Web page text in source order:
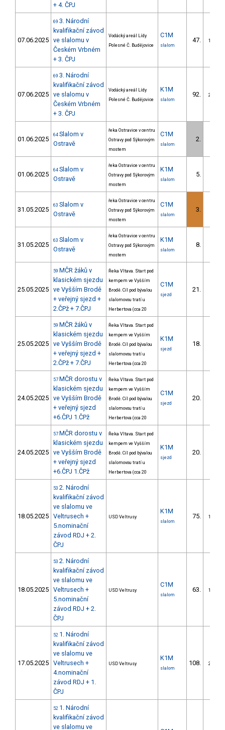
+ 4. ČPJ
07.06.2025
69 3. Národní
kvalifikační závod
ve slalomu v
Českém Vrbném
+ 3. ČPJ
Vodácký areál Lídy
Polesné Č. Budějovice
C1M
slalom
47. 14/DM
07.06.2025
69 3. Národní
kvalifikační závod
ve slalomu v
Českém Vrbném
+ 3. ČPJ
Vodácký areál Lídy
Polesné Č. Budějovice
K1M
slalom
92. 20/DM
01.06.2025
64 Slalom v
Ostravě
řeka Ostravice v centru
Ostravy pod Sýkorovým
mostem
C1M
slalom
2.
01.06.2025
64 Slalom v
Ostravě
řeka Ostravice v centru
Ostravy pod Sýkorovým
mostem
K1M
slalom
5.
31.05.2025
63 Slalom v
Ostravě
řeka Ostravice v centru
Ostravy pod Sýkorovým
mostem
C1M
slalom
3.
31.05.2025
63 Slalom v
Ostravě
řeka Ostravice v centru
Ostravy pod Sýkorovým
mostem
K1M
slalom
8.
25.05.2025
59 MČR žáků v
klasickém sjezdu
ve Vyšším Brodě
+ veřejný sjezd +
2.ČPž + 7.ČPJ
Řeka Vltava. Start pod
kempem ve Vyšším
Brodě. Cíl pod bývalou
slalomovou tratí u
Herbertova (cca 20
C1M
sjezd
21.
25.05.2025
59 MČR žáků v
klasickém sjezdu
ve Vyšším Brodě
+ veřejný sjezd +
2.ČPž + 7.ČPJ
Řeka Vltava. Start pod
kempem ve Vyšším
Brodě. Cíl pod bývalou
slalomovou tratí u
Herbertova (cca 20
K1M
sjezd
18.
24.05.2025
57 MČR dorostu v
klasickém sjezdu
ve Vyšším Brodě
+ veřejný sjezd
+6.ČPJ 1.ČPž
Řeka Vltava. Start pod
kempem ve Vyšším
Brodě. Cíl pod bývalou
slalomovou tratí u
Herbertova (cca 20
C1M
sjezd
20.
24.05.2025
57 MČR dorostu v
klasickém sjezdu
ve Vyšším Brodě
+ veřejný sjezd
+6.ČPJ 1.ČPž
Řeka Vltava. Start pod
kempem ve Vyšším
Brodě. Cíl pod bývalou
slalomovou tratí u
Herbertova (cca 20
K1M
sjezd
20.
18.05.2025
53 2. Národní
kvalifikační závod
ve slalomu ve
Veltrusech +
5.nominační
závod RDJ + 2.
ČPJ
USD Veltrusy
K1M
slalom
75. 16/DM
18.05.2025
53 2. Národní
kvalifikační závod
ve slalomu ve
Veltrusech +
5.nominační
závod RDJ + 2.
ČPJ
USD Veltrusy
C1M
slalom
63. 15/DM
17.05.2025
52 1. Národní
kvalifikační závod
ve slalomu ve
Veltrusech +
4.nominační
závod RDJ + 1.
ČPJ
USD Veltrusy
K1M
slalom
108. 29/DM
52 1. Národní
kvalifikační závod
ve slalomu ve